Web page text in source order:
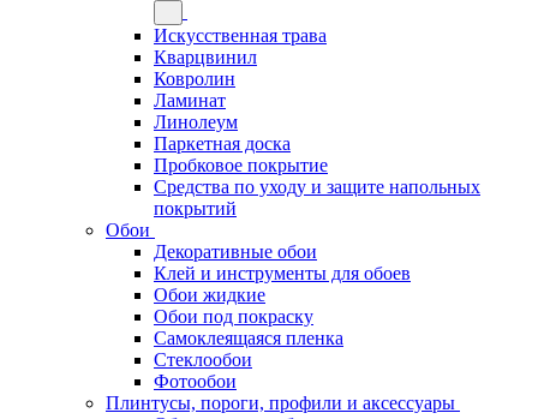
Искусственная трава
Кварцвинил
Ковролин
Ламинат
Линолеум
Паркетная доска
Пробковое покрытие
Средства по уходу и защите напольных
покрытий
Обои
Декоративные обои
Клей и инструменты для обоев
Обои жидкие
Обои под покраску
Самоклеящаяся пленка
Стеклообои
Фотообои
Плинтусы, пороги, профили и аксессуары